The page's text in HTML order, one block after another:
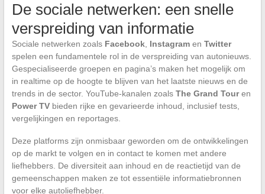
De sociale netwerken: een snelle
verspreiding van informatie
Sociale netwerken zoals Facebook, Instagramen Twitter
spelen een fundamentele rol in de verspreiding van autonieuws.
Gespecialiseerde groepen en pagina’s maken het mogelijk om
in realtime op de hoogte te blijven van het laatste nieuws en de
trends in de sector. YouTube-kanalen zoals The Grand Touren
Power TVbieden rijke en gevarieerde inhoud, inclusief tests,
vergelijkingen en reportages.
Deze platforms zijn onmisbaar geworden om de ontwikkelingen
op de markt te volgen en in contact te komen met andere
liefhebbers. De diversiteit aan inhoud en de reactietijd van de
gemeenschappen maken ze tot essentiële informatiebronnen
voor elke autoliefhebber.